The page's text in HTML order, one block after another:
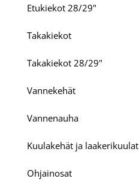
Etukiekot 28/29"
Takakiekot
Takakiekot 28/29"
Vannekehät
Vannenauha
Kuulakehät ja laakerikuulat
Ohjainosat